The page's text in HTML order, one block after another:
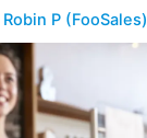
Robin P (FooSales)